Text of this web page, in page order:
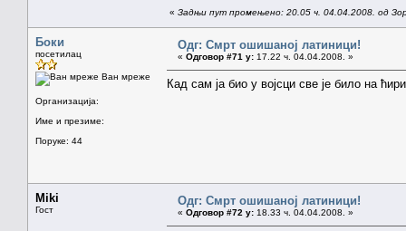
« Задњи пут промењено: 20.05 ч. 04.04.2008. од
Боки
посетилац
Ван мреже
Организација:
Име и презиме:
Поруке: 44
Одг: Смрт ошишаној латиници!
« Одговор #71 у: 17.22 ч. 04.04.2008. »
Кад сам ја био у војсци све је било на
Miki
Гост
Одг: Смрт ошишаној латиници!
« Одговор #72 у: 18.33 ч. 04.04.2008. »